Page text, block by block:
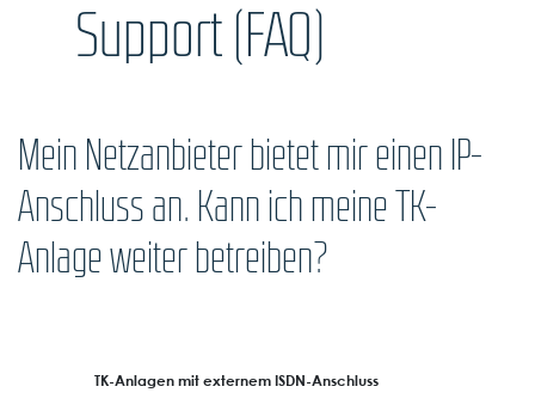
Support (FAQ)
Mein Netzanbieter bietet mir einen IP-
Anschluss an. Kann ich meine TK-
Anlage weiter betreiben?
TK-Anlagen mit externem ISDN-Anschluss